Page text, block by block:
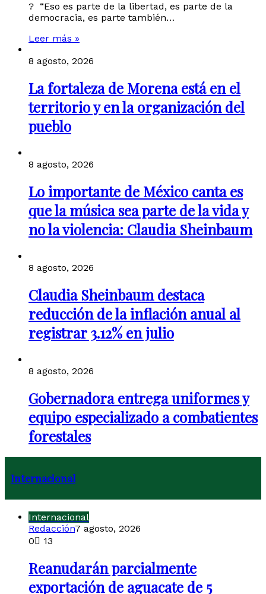
? “Eso es parte de la libertad, es parte de la
democracia, es parte también…
Leer más »
8 agosto, 2026
La fortaleza de Morena está en el
territorio y en la organización del
pueblo
8 agosto, 2026
Lo importante de México canta es
que la música sea parte de la vida y
no la violencia: Claudia Sheinbaum
8 agosto, 2026
Claudia Sheinbaum destaca
reducción de la inflación anual al
registrar 3.12% en julio
8 agosto, 2026
Gobernadora entrega uniformes y
equipo especializado a combatientes
forestales
Internacional
Internacional
Redacción7 agosto, 2026
0
13
Reanudarán parcialmente
exportación de aguacate de 5